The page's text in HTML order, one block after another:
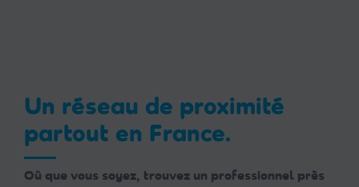
Un réseau de proximité
partout en France.
Où que vous soyez, trouvez un professionnel près